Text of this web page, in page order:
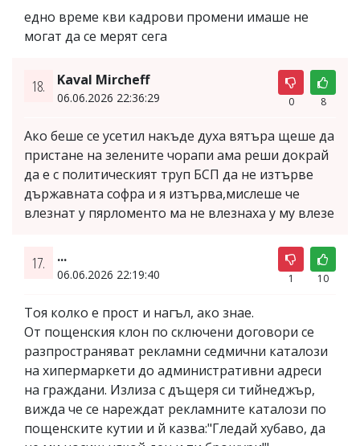
едно време кви кадрови промени имаше не
могат да се мерят сега
18. Kaval Mircheff
06.06.2026 22:36:29 0 8
Ако беше се усетил накъде духа вятъра щеше да
пристане на зелените чорапи ама реши докрай
да е с политическият труп БСП да не изтърве
държавната софра и я изтърва,мислеше че
влезнат у пярломенто ма не влезнаха у му влезе
17. ...
06.06.2026 22:19:40 1 10
Тоя колко е прост и нагъл, ако знае.
От пощенския клон по сключени договори се
разпространяват рекламни седмични каталози
на хипермаркети до административни адреси
на граждани. Излиза с дъщеря си тийнеджър,
вижда че се нареждат рекламните каталози по
пощенските кутии и й казва:"Гледай хубаво, да